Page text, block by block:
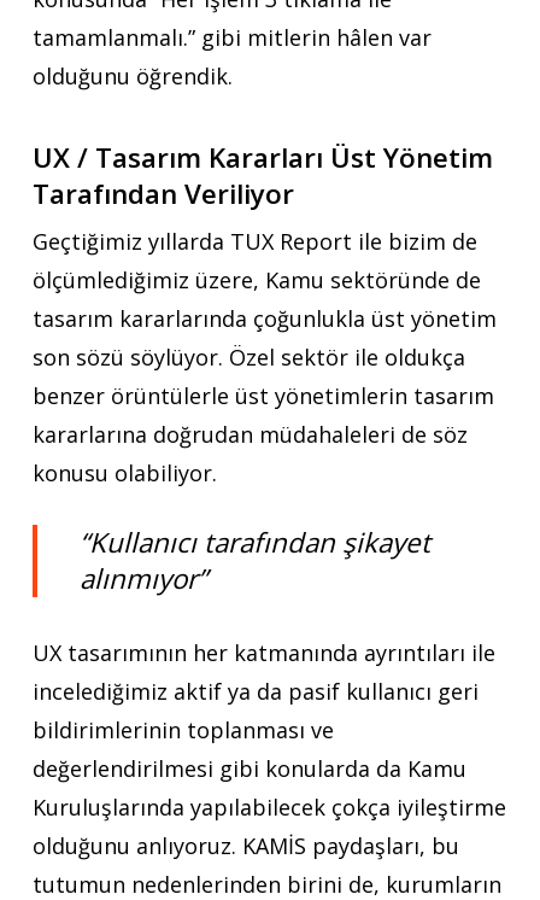
tamamlanmalı.” gibi mitlerin hâlen var
olduğunu öğrendik.
UX / Tasarım Kararları Üst Yönetim
Tarafından Veriliyor
Geçtiğimiz yıllarda TUX Report ile bizim de
ölçümlediğimiz üzere, Kamu sektöründe de
tasarım kararlarında çoğunlukla üst yönetim
son sözü söylüyor. Özel sektör ile oldukça
benzer örüntülerle üst yönetimlerin tasarım
kararlarına doğrudan müdahaleleri de söz
konusu olabiliyor.
“Kullanıcı tarafından şikayet
alınmıyor”
UX tasarımının her katmanında ayrıntıları ile
incelediğimiz aktif ya da pasif kullanıcı geri
bildirimlerinin toplanması ve
değerlendirilmesi gibi konularda da Kamu
Kuruluşlarında yapılabilecek çokça iyileştirme
olduğunu anlıyoruz. KAMİS paydaşları, bu
tutumun nedenlerinden birini de, kurumların